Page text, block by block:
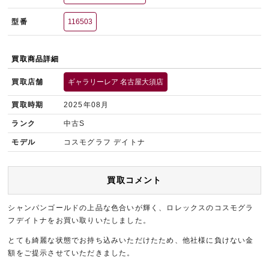
型番 116503
買取商品詳細
買取店舗 ギャラリーレア 名古屋大須店
買取時期 2025年08月
ランク 中古S
モデル コスモグラフ デイトナ
買取コメント
シャンパンゴールドの上品な色合いが輝く、ロレックスのコスモグラ
フデイトナをお買い取りいたしました。
とても綺麗な状態でお持ち込みいただけたため、他社様に負けない金
額をご提示させていただきました。